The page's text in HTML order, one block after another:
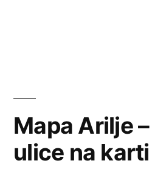
Mapa Arilje
ulice na karti